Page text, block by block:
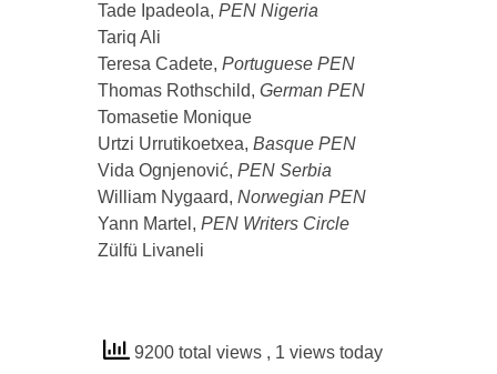
Tade Ipadeola, PEN Nigeria
Tariq Ali
Teresa Cadete, Portuguese PEN
Thomas Rothschild, German PEN
Tomasetie Monique
Urtzi Urrutikoetxea, Basque PEN
Vida Ognjenović, PEN Serbia
William Nygaard, Norwegian PEN
Yann Martel, PEN Writers Circle
Zülfü Livaneli
9200 total views , 1 views today